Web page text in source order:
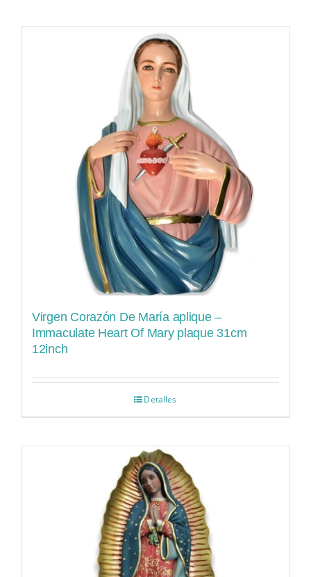
Virgen Corazón De María aplique –
Immaculate Heart Of Mary plaque 31cm
12inch
Detalles